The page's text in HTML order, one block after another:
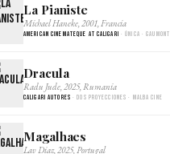
La Pianiste
Michael Haneke, 2001, Francia
American Cinemateque at Caligari · Única · Gaumont
Dracula
Radu Jude, 2025, Rumania
Caligari Autores · Dos proyecciones · Malba Cine
Magalhaes
Lav Diaz, 2025, Portugal